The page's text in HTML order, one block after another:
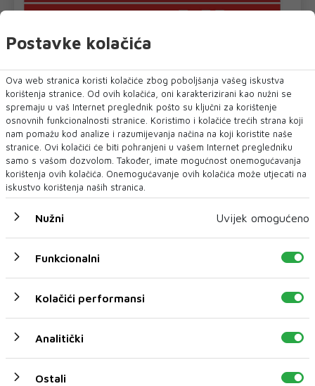
Postavke kolačića
Ova web stranica koristi kolačiće zbog poboljšanja vašeg iskustva
korištenja stranice. Od ovih kolačića, oni karakterizirani kao nužni se
spremaju u vaš Internet preglednik pošto su ključni za korištenje
osnovnih funkcionalnosti stranice. Koristimo i kolačiće trećih strana koji
nam pomažu kod analize i razumijevanja načina na koji koristite naše
stranice. Ovi kolačići će biti pohranjeni u vašem Internet pregledniku
samo s vašom dozvolom. Također, imate mogućnost onemogućavanja
korištenja ovih kolačića. Onemogućavanje ovih kolačića može utjecati na
iskustvo korištenja naših stranica.
Nužni Uvijek omogućeno
Funkcionalni
Kolačići performansi
Analitički
Ostali